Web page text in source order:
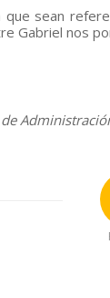
sean
Gabriel nos